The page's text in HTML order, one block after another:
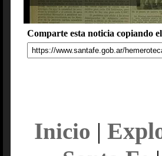
Comparte esta noticia copiando
Inicio |